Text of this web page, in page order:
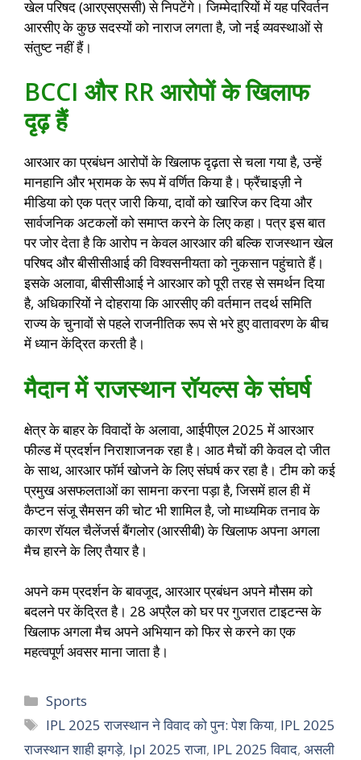
खेल परिषद (आरएसएससी) से निपटेंगे। जिम्मेदारियों में यह परिवर्तन
आरसीए के कुछ सदस्यों को नाराज लगता है, जो नई व्यवस्थाओं से
संतुष्ट नहीं हैं।
BCCI और RR आरोपों के खिलाफ
दृढ़ हैं
आरआर का प्रबंधन आरोपों के खिलाफ दृढ़ता से चला गया है, उन्हें
मानहानि और भ्रामक के रूप में वर्णित किया है। फ्रैंचाइज़ी ने
मीडिया को एक पत्र जारी किया, दावों को खारिज कर दिया और
सार्वजनिक अटकलों को समाप्त करने के लिए कहा। पत्र इस बात
पर जोर देता है कि आरोप न केवल आरआर की बल्कि राजस्थान खेल
परिषद और बीसीसीआई की विश्वसनीयता को नुकसान पहुंचाते हैं।
इसके अलावा, बीसीसीआई ने आरआर को पूरी तरह से समर्थन दिया
है, अधिकारियों ने दोहराया कि आरसीए की वर्तमान तदर्थ समिति
राज्य के चुनावों से पहले राजनीतिक रूप से भरे हुए वातावरण के बीच
में ध्यान केंद्रित करती है।
मैदान में राजस्थान रॉयल्स के संघर्ष
क्षेत्र के बाहर के विवादों के अलावा, आईपीएल 2025 में आरआर
फील्ड में प्रदर्शन निराशाजनक रहा है। आठ मैचों की केवल दो जीत
के साथ, आरआर फॉर्म खोजने के लिए संघर्ष कर रहा है। टीम को कई
प्रमुख असफलताओं का सामना करना पड़ा है, जिसमें हाल ही में
कैप्टन संजू सैमसन की चोट भी शामिल है, जो माध्यमिक तनाव के
कारण रॉयल चैलेंजर्स बैंगलोर (आरसीबी) के खिलाफ अपना अगला
मैच हारने के लिए तैयार है।
अपने कम प्रदर्शन के बावजूद, आरआर प्रबंधन अपने मौसम को
बदलने पर केंद्रित है। 28 अप्रैल को घर पर गुजरात टाइटन्स के
खिलाफ अगला मैच अपने अभियान को फिर से करने का एक
महत्वपूर्ण अवसर माना जाता है।
Sports
IPL 2025 राजस्थान ने विवाद को पुन: पेश किया, IPL 2025
राजस्थान शाही झगड़े, Ipl 2025 राजा, IPL 2025 विवाद, असली